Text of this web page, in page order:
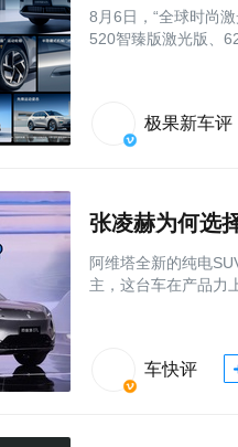
8月6日，“全球时尚
520智臻版激光版、
极果新车评
张凌赫为何选
阿维塔全新的纯电
主，这台车在产品力
车快评